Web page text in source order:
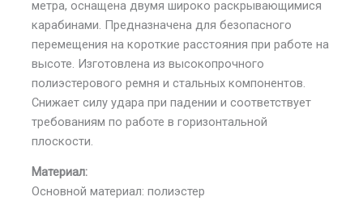
метра, оснащена двумя широко раскрывающимися
карабинами. Предназначена для безопасного
перемещения на короткие расстояния при работе на
высоте. Изготовлена из высокопрочного
полиэстерового ремня и стальных компонентов.
Снижает силу удара при падении и соответствует
требованиям по работе в горизонтальной
плоскости.
Материал:
Основной материал: полиэстер